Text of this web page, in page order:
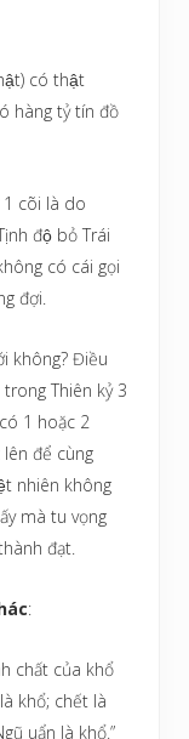
có thật
hàng tỷ tín đồ
cõi là do
độ bỏ Trái
có cái gọi
đợi.
không? Điều
Thiên kỷ 3
1 hoặc 2
để cùng
nhiên không
mà tu vọng
đạt.
:
chất của khổ
khổ; chết là
uẩn là khổ.”